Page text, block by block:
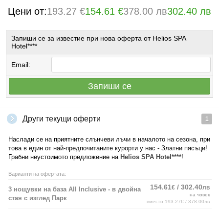
Цени от:193.27 €154.61 €378.00 лв302.40 лв
Запиши се за известие при нова оферта от Helios SPA
Hotel****
Email:
Запиши се
Други текущи оферти 1
Наслади се на приятните слънчеви лъчи в началото на сезона, при
това в един от най-предпочитаните курорти у нас - Златни пясъци!
Грабни неустоимото предложение на Helios SPA Hotel****!
Варианти на офертата:
3 нощувки на база All Inclusive - в двойна
стая с изглед Парк
154.61€ / 302.40лв
на човек
вместо 193.27€ / 378.00лв